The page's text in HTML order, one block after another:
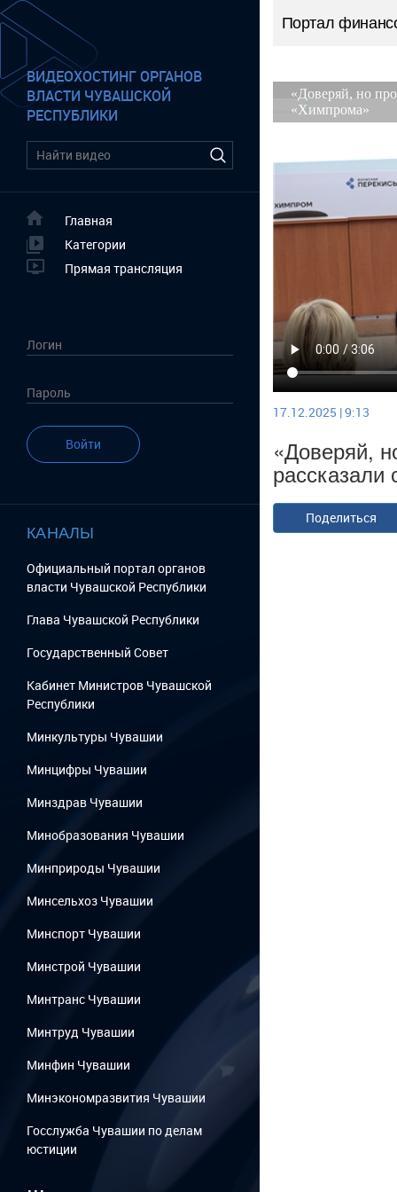
ВИДЕОХОСТИНГ ОРГАНОВ
ВЛАСТИ ЧУВАШСКОЙ
РЕСПУБЛИКИ
Главная
Категории
Прямая трансляция
Войти
КАНАЛЫ
Официальный портал органов
власти Чувашской Республики
Глава Чувашской Республики
Государственный Cовет
Кабинет Министров Чувашской
Республики
Минкультуры Чувашии
Минцифры Чувашии
Минздрав Чувашии
Минобразования Чувашии
Минприроды Чувашии
Минсельхоз Чувашии
Минспорт Чувашии
Минстрой Чувашии
Минтранс Чувашии
Минтруд Чувашии
Минфин Чувашии
Минэкономразвития Чувашии
Госслужба Чувашии по делам
юстиции
...
Портал
17.12.2025 | 9:13
«Доверяй,
Поделиться